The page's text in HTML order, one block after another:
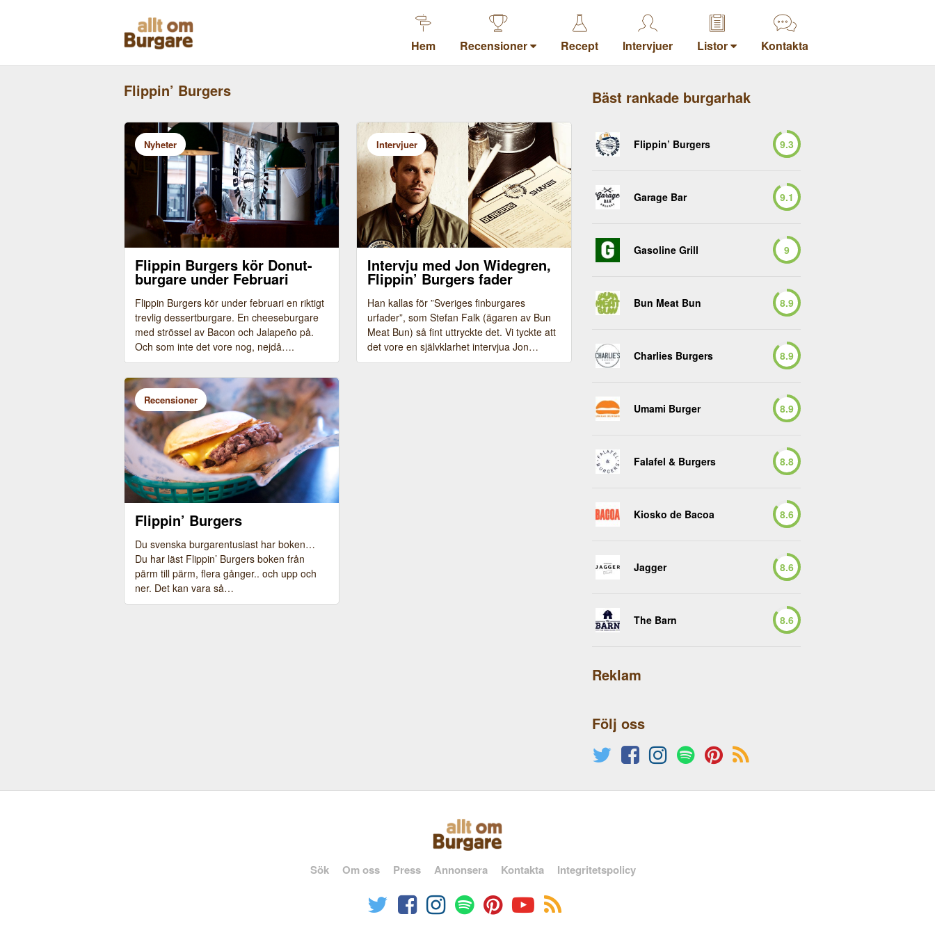
Hem Recensioner Recept Intervjuer Listor Kontakta
Flippin’ Burgers
Nyheter
Flippin Burgers kör Donut-
burgare under Februari
Flippin Burgers kör under februari en riktigt
trevlig dessertburgare. En cheeseburgare
med strössel av Bacon och Jalapeño på.
Och som inte det vore nog, nejdå….
Intervjuer
Bild: Pressbilder, Flippin’ Burgers
Intervju med Jon Widegren,
Flippin’ Burgers fader
Han kallas för ”Sveriges finburgares
urfader”, som Stefan Falk (ägaren av Bun
Meat Bun) så fint uttryckte det. Vi tyckte att
det vore en självklarhet intervjua Jon…
Recensioner
Bild från senare tillfälle, på deras
Cheeseburger
Flippin’ Burgers
Du svenska burgarentusiast har boken…
Du har läst Flippin’ Burgers boken från
pärm till pärm, flera gånger.. och upp och
ner. Det kan vara så…
Bäst rankade burgarhak
Flippin’ Burgers 9.3
Garage Bar 9.1
Gasoline Grill 9
Bun Meat Bun 8.9
Charlies Burgers 8.9
Umami Burger 8.9
Falafel & Burgers 8.8
Kiosko de Bacoa 8.6
Jagger 8.6
The Barn 8.6
Reklam
Följ oss
Sök Om oss Press Annonsera Kontakta Integritetspolicy